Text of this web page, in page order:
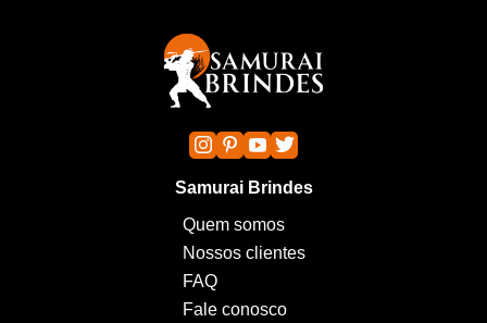
Samurai Brindes
Quem somos
Nossos clientes
FAQ
Fale conosco